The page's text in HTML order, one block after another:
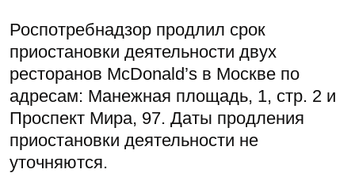
Роспотребнадзор продлил срок
приостановки деятельности двух
ресторанов McDonald’s в Москве по
адресам: Манежная площадь, 1, стр. 2 и
Проспект Мира, 97. Даты продления
приостановки деятельности не
уточняются.